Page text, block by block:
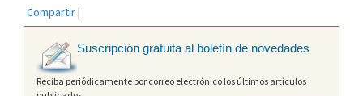
Compartir|
Suscripción gratuita al boletín de novedades
Reciba periódicamente por correo electrónico los últimos artículos